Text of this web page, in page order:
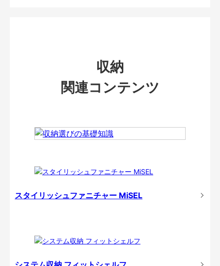
収納
関連コンテンツ
スタイリッシュファニチャー MiSEL